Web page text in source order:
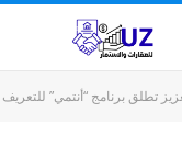
تطلق برنامج “أنتمي” للتعريف